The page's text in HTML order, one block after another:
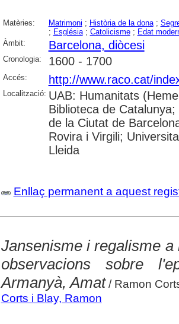
Matèries: Matrimoni ; Història de la dona;
; Església; Catolicisme; Edat
Àmbit:
Barcelona, diòcesi
Cronologia: 1600 - 1700
Accés: http://www.raco.cat/
Localització: UAB: Humanitats
Biblioteca de
de la Ciutat de
Rovira i Virgili;
Lleida
Enllaç permanent a aquest
Jansenisme i regalisme
observacions sobre
Armanyà, Amat/ Ramon
Corts i Blay, Ramon